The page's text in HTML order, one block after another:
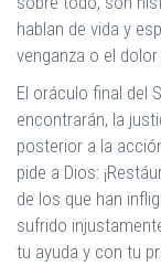
hablan de vida y
venganza o el
El oráculo final del
encontrarán, la
posterior a la
pide a Dios:
de los que han
sufrido
tu ayuda y con tu